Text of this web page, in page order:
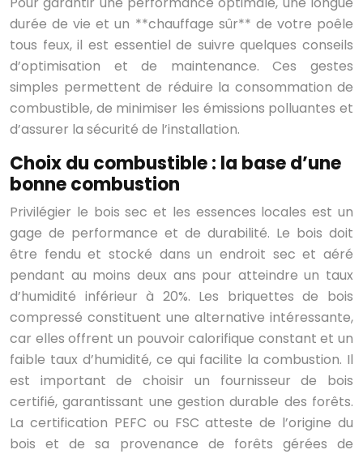
durée de vie et un **chauffage sûr** de votre poêle
tous feux, il est essentiel de suivre quelques conseils
d’optimisation et de maintenance. Ces gestes
simples permettent de réduire la consommation de
combustible, de minimiser les émissions polluantes et
d’assurer la sécurité de l’installation.
Choix du combustible : la base d’une
bonne combustion
Privilégier le bois sec et les essences locales est un
gage de performance et de durabilité. Le bois doit
être fendu et stocké dans un endroit sec et aéré
pendant au moins deux ans pour atteindre un taux
d’humidité inférieur à 20%. Les briquettes de bois
compressé constituent une alternative intéressante,
car elles offrent un pouvoir calorifique constant et un
faible taux d’humidité, ce qui facilite la combustion. Il
est important de choisir un fournisseur de bois
certifié, garantissant une gestion durable des forêts.
La certification PEFC ou FSC atteste de l’origine du
bois et de sa provenance de forêts gérées de